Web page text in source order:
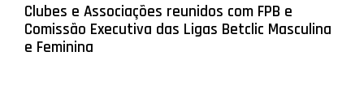
Clubes e Associações reunidos com FPB e
Comissão Executiva das Ligas Betclic Masculina
e Feminina